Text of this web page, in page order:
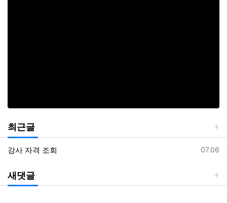
최근글
등록일
07.06
강사 자격 조회
새댓글